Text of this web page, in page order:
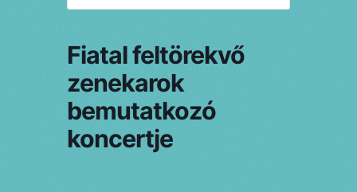
Fiatal feltörekvő
zenekarok
bemutatkozó
koncertje